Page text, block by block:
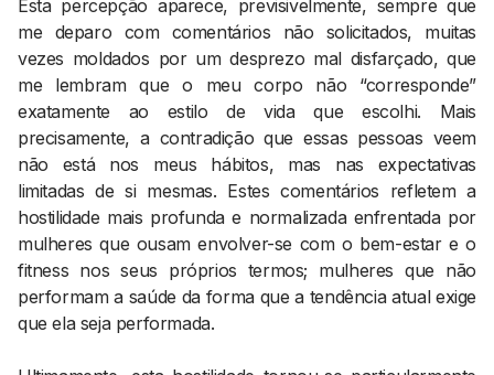
Esta percepção aparece, previsivelmente, sempre que
me deparo com comentários não solicitados, muitas
vezes moldados por um desprezo mal disfarçado, que
me lembram que o meu corpo não “corresponde”
exatamente ao estilo de vida que escolhi. Mais
precisamente, a contradição que essas pessoas veem
não está nos meus hábitos, mas nas expectativas
limitadas de si mesmas. Estes comentários refletem a
hostilidade mais profunda e normalizada enfrentada por
mulheres que ousam envolver-se com o bem-estar e o
fitness nos seus próprios termos; mulheres que não
performam a saúde da forma que a tendência atual exige
que ela seja performada.